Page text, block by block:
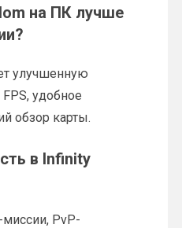
на ПК лучше
улучшенную
удобное
обзор карты.
в Infinity
PvP-